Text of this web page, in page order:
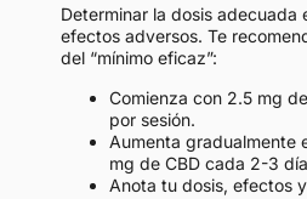
Determinar la dosis adecuada
efectos adversos. Te
del “mínimo eficaz”:
Comienza con 2.5 mg
por sesión.
Aumenta gradualmente
mg de CBD cada 2-3
Anota tu dosis, efectos